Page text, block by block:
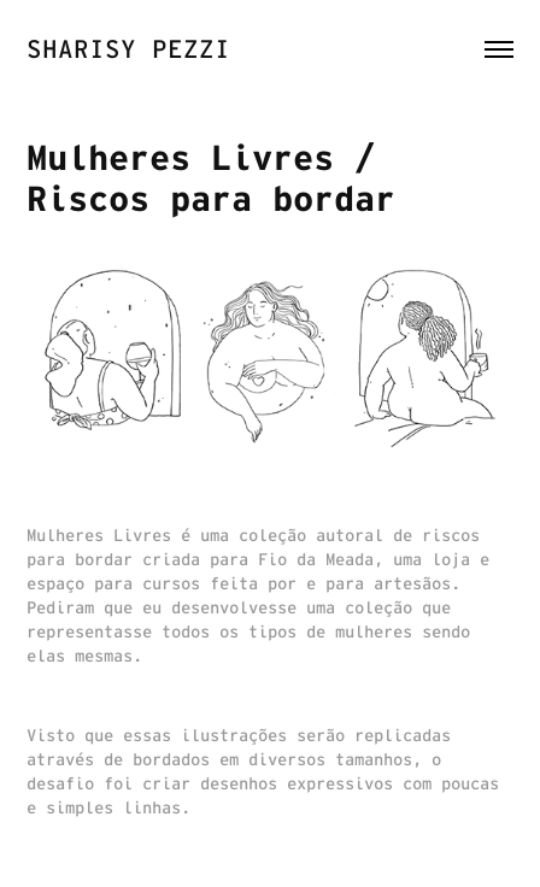
SHARISY PEZZI
Mulheres Livres /
Riscos para bordar
Mulheres Livres é uma coleção autoral de riscos
para bordar criada para Fio da Meada, uma loja e
espaço para cursos feita por e para artesãos.
Pediram que eu desenvolvesse uma coleção que
representasse todos os tipos de mulheres sendo
elas mesmas.
Visto que essas ilustrações serão replicadas
através de bordados em diversos tamanhos, o
desafio foi criar desenhos expressivos com poucas
e simples linhas.